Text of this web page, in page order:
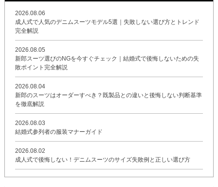
2026.08.06
成人式で人気のデニムスーツモデル5選｜失敗しない選び方とトレンド
完全解説
2026.08.05
新郎スーツ選びのNGを今すぐチェック｜結婚式で後悔しないための失
敗ポイント完全解説
2026.08.04
新郎のスーツはオーダーすべき？既製品との違いと後悔しない判断基準
を徹底解説
2026.08.03
結婚式参列者の服装マナーガイド
2026.08.02
成人式で後悔しない！デニムスーツのサイズ失敗例と正しい選び方